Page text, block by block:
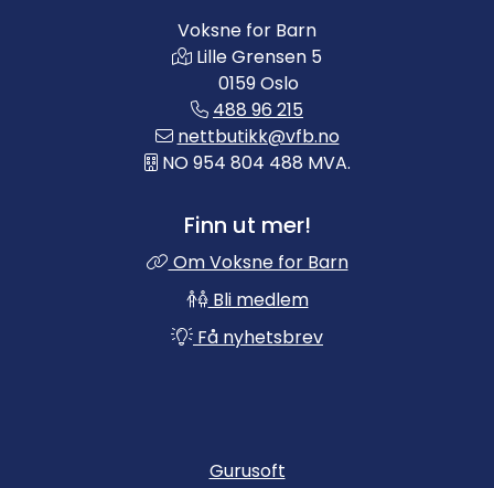
Voksne for Barn
Lille Grensen 5
0159 Oslo
488 96 215
nettbutikk@vfb.no
NO 954 804 488 MVA.
Finn ut mer!
Om Voksne for Barn
Bli medlem
Få nyhetsbrev
Gurusoft